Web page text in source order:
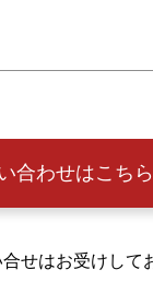
合わせはこちら
せはお受けして